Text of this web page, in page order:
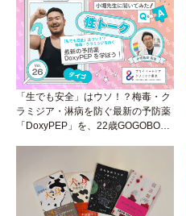
「生でも安全」はウソ！？梅毒・ク
ラミジア・淋病を防ぐ最新の予防薬
「DoxyPEP」を、22歳GOGOBOY
（Vol.26）